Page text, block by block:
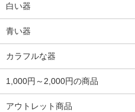
白い器
青い器
カラフルな器
1,000円～2,000円の商品
アウトレット商品